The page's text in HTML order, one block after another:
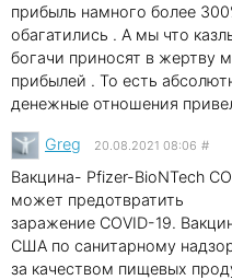
прибыль намного более
обагатились . А мы что
богачи приносят в жертву
прибылей . То есть
денежные отношения
Greg 20.08.2021 08:06 #
Вакцина- Pfizer-BioNTech
может предотвратить
заражение COVID-19.
США по санитарному
за качеством пищевых